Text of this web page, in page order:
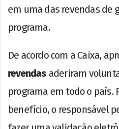
em uma das revendas de
programa.
De acordo com a Caixa,
revendas aderiram
programa em todo o país.
benefício, o responsável